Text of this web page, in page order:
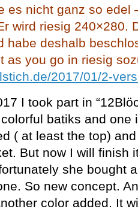
es nicht ganz so edel
wird riesig 240×280.
habe deshalb
as you go in riesig
2017/01/2-
I took part in
batiks and one
( at least the top)
But now I will finish
she bought
So new concept.
color added. It